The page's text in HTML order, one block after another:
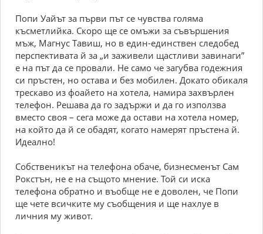
Попи Уайът за първи път се чувства голяма
късметлийка. Скоро ще се омъжи за съвършения
мъж, Магнус Тавиш, но в един-единствен следобед
перспективата й за „и заживели щастливи завинаги”
е на път да се провали. Не само че загубва годежния
си пръстен, но остава и без мобилен. Докато обикаля
трескаво из фоайето на хотела, намира захвърлен
телефон. Решава да го задържи и да го използва
вместо своя – сега може да остави на хотела номер,
на който да й се обадят, когато намерят пръстена й.
Идеално!
Собственикът на телефона обаче, бизнесменът Сам
Рокстън, не е на същото мнение. Той си иска
телефона обратно и въобще не е доволен, че Попи
ще чете всичките му съобщения и ще нахлуе в
личния му живот.